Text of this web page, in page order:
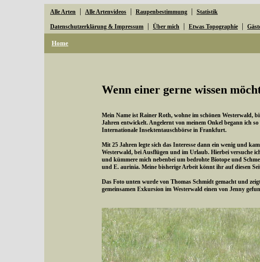
Alle Arten | Alle Artenvideos | Raupenbestimmung | Statistik
Datenschutzerklärung & Impressum | Über mich | Etwas Topographie |
Home
Wenn einer gerne wissen
Mein Name ist Rainer Roth, wohne im schönen Westerwald,
Jahren entwickelt. Angelernt von meinem Onkel begann ich
Internationale Insektentauschbörse in Frankfurt.
Mit 25 Jahren legte sich das Interesse dann ein wenig und
Westerwald, bei Ausflügen und im Urlaub. Hierbei versuche
und kümmere mich nebenbei um bedrohte Biotope und
und E. aurinia. Meine bisherige Arbeit könnt ihr auf diesen
Das Foto unten wurde von Thomas Schmidt gemacht und
gemeinsamen Exkursion im Westerwald einen von Jenny